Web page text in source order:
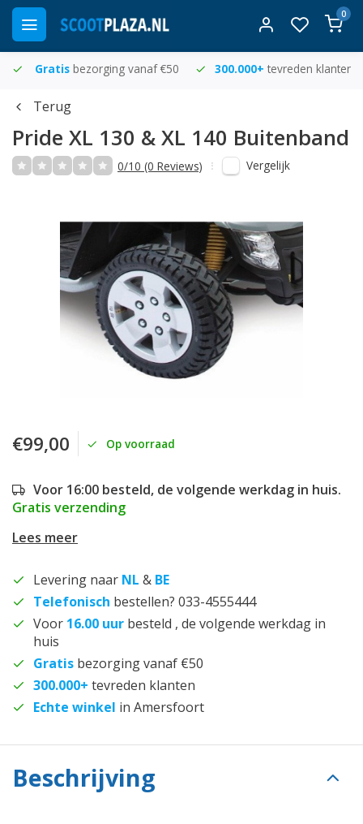
0
Gratis bezorging vanaf €50 300.000+ tevreden klanten
Terug
Pride XL 130 & XL 140 Buitenband
0/10 (0 Reviews) Vergelijk
€99,00 Op voorraad
Voor 16:00 besteld, de volgende werkdag in huis.
Gratis verzending
Lees meer
Levering naar NL & BE
Telefonisch bestellen? 033-4555444
Voor 16.00 uur besteld , de volgende werkdag in
huis
Gratis bezorging vanaf €50
300.000+ tevreden klanten
Echte winkel in Amersfoort
Beschrijving